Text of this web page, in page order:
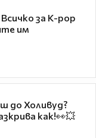
за K-pop
им
до Холивуд?
как!👀💥